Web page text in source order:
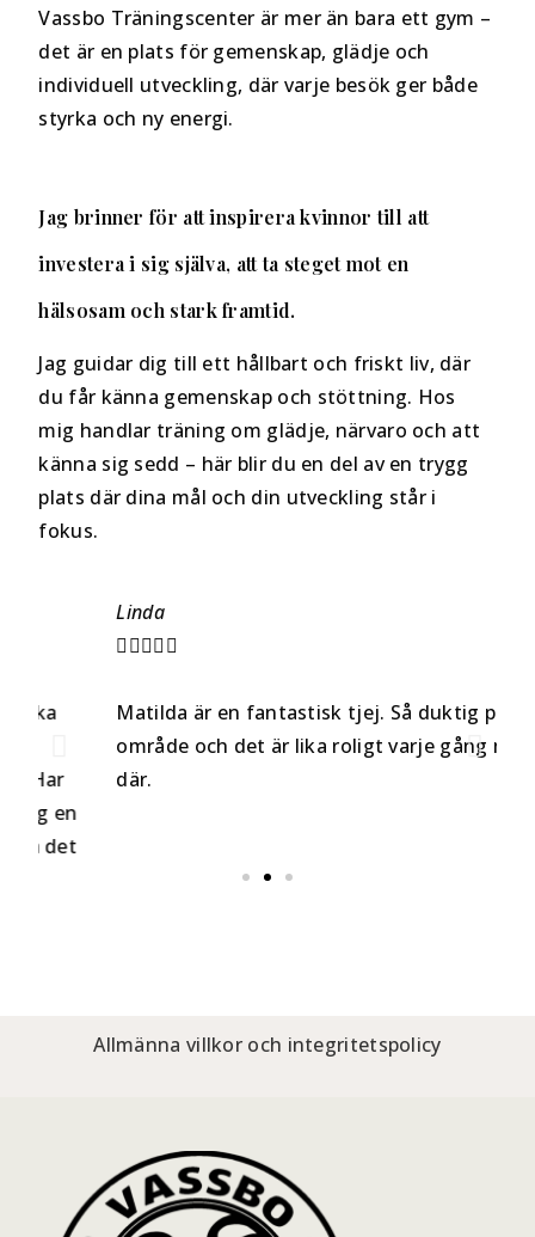
Vassbo Träningscenter är mer än bara ett gym –
det är en plats för gemenskap, glädje och
individuell utveckling, där varje besök ger både
styrka och ny energi.
Jag brinner för att inspirera kvinnor till att
investera i sig själva, att ta steget mot en
hälsosam och stark framtid.
Jag guidar dig till ett hållbart och friskt liv, där
du får känna gemenskap och stöttning. Hos
mig handlar träning om glädje, närvaro och att
känna sig sedd – här blir du en del av en trygg
plats där dina mål och din utveckling står i
fokus.
Matilda är en fantastisk tjej. Så duktig på sitt
område och det är lika roligt varje gång man är
där.
Allmänna villkor och integritetspolicy